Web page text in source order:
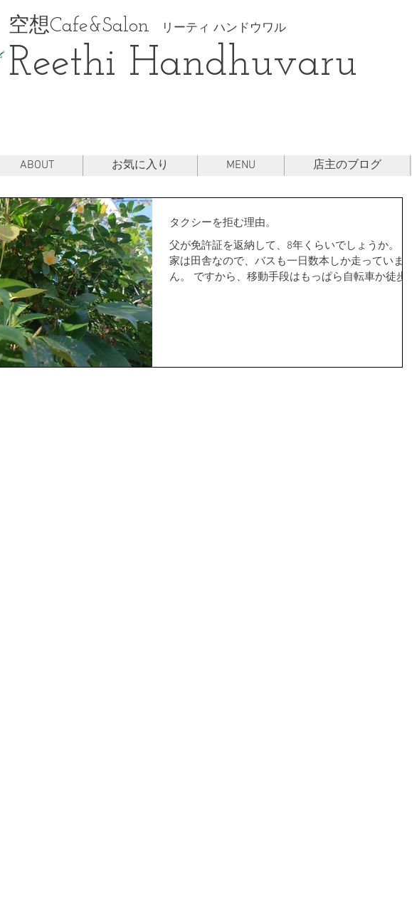
空想Cafe&Salon リーティ ハンドウワル
Reethi Handhuvaru
ABOUT お気に入り MENU 店主のブログ
タクシーを拒む理由。
父が免許証を返納して、8年くらいでしょうか。 実
家は田舎なので、バスも一日数本しか走っていませ
ん。 ですから、移動手段はもっぱら自転車か徒歩。